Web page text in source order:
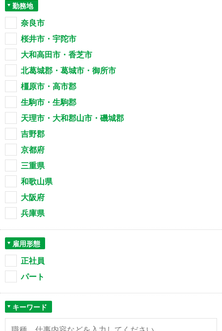
勤務地
奈良市
桜井市・宇陀市
大和高田市・香芝市
北葛城郡・葛城市・御所市
橿原市・高市郡
生駒市・生駒郡
天理市・大和郡山市・磯城郡
吉野郡
京都府
三重県
和歌山県
大阪府
兵庫県
雇用形態
正社員
パート
キーワード